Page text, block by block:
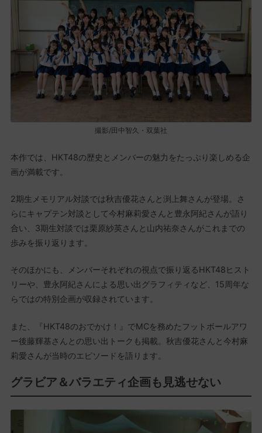
撮影/田中智久・双葉社
本作では、HKT48の歴史とメンバーの魅力をたっぷり楽しめる企
画が満載です。
2期生メモリアル対談では秋吉優花さんと渕上舞さんが登場。さ
らにキャプテン対談として今村麻莉愛さんと豊永阿紀さんが語り
合い、3期生対談では栗原紗英さんと山内祐奈さんがこれまでの
歩みを振り返ります。
そのほかにも、メンバーそれぞれの視点で振り返るHKT48ヒスト
リーや、豊永阿紀さんによる思い出グラフィティなど、15周年な
らではの特別企画が収録されています。
また、『HKT48のおでかけ！』でMCを務めたフットボールアワ
ー後藤輝基さんとの思い出トークも掲載。秋吉優花さんと今村麻
莉愛さんが当時のエピソードを語ります。
グラビア＆バラエティ企画も見逃せない